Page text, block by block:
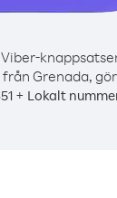
Grenada,
+ Lokalt